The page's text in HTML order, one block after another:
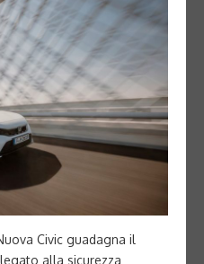
Civic guadagna il
alla sicurezza